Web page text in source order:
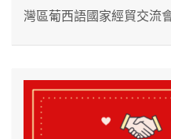
灣區葡西語國家經貿交流